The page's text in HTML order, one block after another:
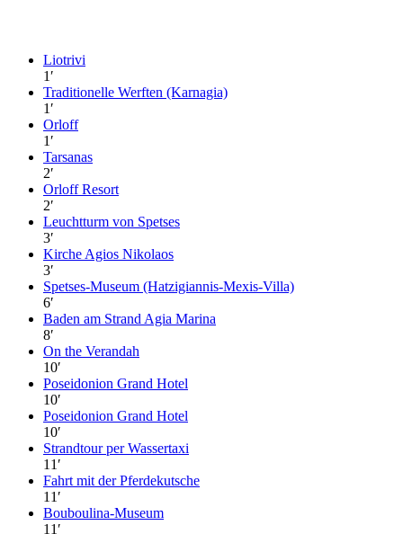
Liotrivi
1′
Traditionelle Werften (Karnagia)
1′
Orloff
1′
Tarsanas
2′
Orloff Resort
2′
Leuchtturm von Spetses
3′
Kirche Agios Nikolaos
3′
Spetses-Museum (Hatzigiannis-Mexis-Villa)
6′
Baden am Strand Agia Marina
8′
On the Verandah
10′
Poseidonion Grand Hotel
10′
Poseidonion Grand Hotel
10′
Strandtour per Wassertaxi
11′
Fahrt mit der Pferdekutsche
11′
Bouboulina-Museum
11′